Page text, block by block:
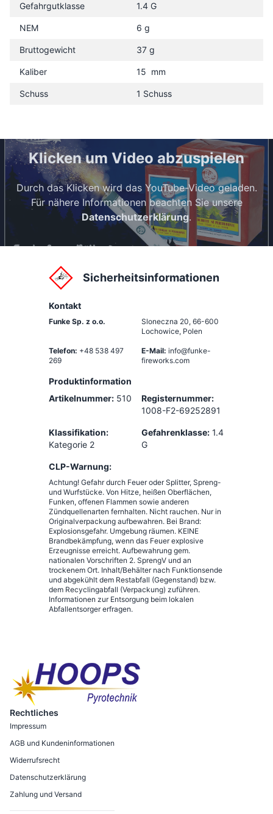
Gefahrgutklasse 1.4 G
NEM 6 g
Bruttogewicht 37 g
Kaliber 15 mm
Schuss 1 Schuss
Klicken um Video abzuspielen
Durch das Klicken wird das YouTube-Video geladen.
Für nähere Informationen beachten Sie unsere
Datenschutzerklärung.
Sicherheitsinformationen
Kontakt
Funke Sp. z o.o. Sloneczna 20, 66-600
Lochowice, Polen
Telefon: +48 538 497
269
E-Mail: info@funke-
fireworks.com
Produktinformation
Artikelnummer: 510
Registernummer:
1008-F2-69252891
Klassifikation:
Kategorie 2
Gefahrenklasse: 1.4
G
CLP-Warnung:
Achtung! Gefahr durch Feuer oder Splitter, Spreng-
und Wurfstücke. Von Hitze, heißen Oberflächen,
Funken, offenen Flammen sowie anderen
Zündquellenarten fernhalten. Nicht rauchen. Nur in
Originalverpackung aufbewahren. Bei Brand:
Explosionsgefahr. Umgebung räumen. KEINE
Brandbekämpfung, wenn das Feuer explosive
Erzeugnisse erreicht. Aufbewahrung gem.
nationalen Vorschriften 2. SprengV und an
trockenem Ort. Inhalt/Behälter nach Funktionsende
und abgekühlt dem Restabfall (Gegenstand) bzw.
dem Recyclingabfall (Verpackung) zuführen.
Informationen zur Entsorgung beim lokalen
Abfallentsorger erfragen.
Rechtliches
Impressum
AGB und Kundeninformationen
Widerrufsrecht
Datenschutzerklärung
Zahlung und Versand